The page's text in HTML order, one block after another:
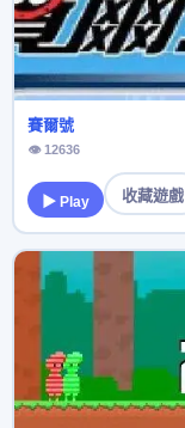
賽爾號
👁 12636
▶ Play 收藏遊戲